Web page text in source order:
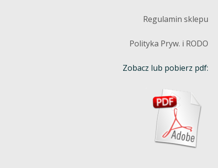
Regulamin sklepu
Polityka Pryw. i RODO
Zobacz lub pobierz pdf: